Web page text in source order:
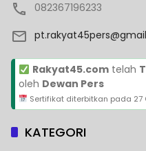
082367196233
Rakyat45.comtelah
oleh Dewan Pers
Sertifikat diterbitkan pada 27
KATEGORI